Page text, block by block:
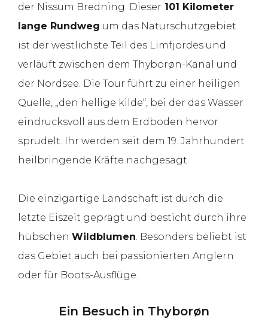
der Nissum Bredning. Dieser 101 Kilometer
lange Rundweg um das Naturschutzgebiet
ist der westlichste Teil des Limfjordes und
verläuft zwischen dem Thyborøn-Kanal und
der Nordsee. Die Tour führt zu einer heiligen
Quelle, „den hellige kilde“, bei der das Wasser
eindrucksvoll aus dem Erdboden hervor
sprudelt. Ihr werden seit dem 19. Jahrhundert
heilbringende Kräfte nachgesagt.
Die einzigartige Landschaft ist durch die
letzte Eiszeit geprägt und besticht durch ihre
hübschen Wildblumen . Besonders beliebt ist
das Gebiet auch bei passionierten Anglern
oder für Boots-Ausflüge.
Ein Besuch in Thyborøn